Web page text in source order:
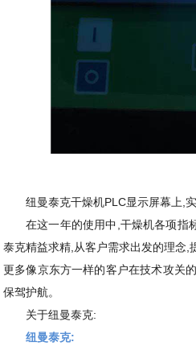
纽曼泰克干燥机PLC显示屏幕上,
在这一年的使用中,干燥机各项指
泰克精益求精,从客户需求出发的理念,
更多像京东方一样的客户在技术攻关
保驾护航。
关于纽曼泰克:
纽曼泰克: